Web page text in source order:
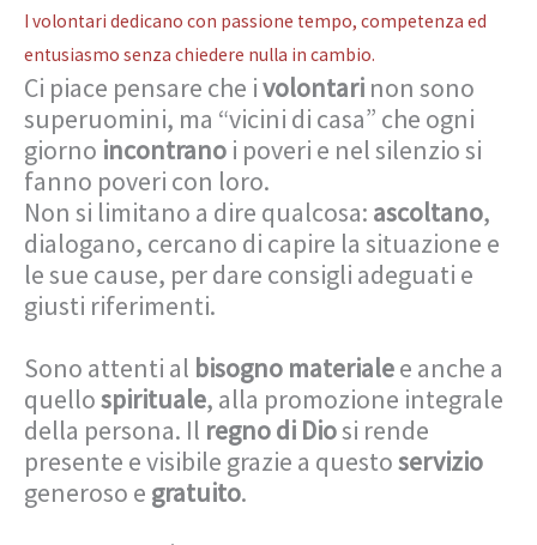
I volontari dedicano con passione tempo, competenza ed
entusiasmo senza chiedere nulla in cambio.
Ci piace pensare che ivolontari non sono
superuomini, ma “vicini di casa” che ogni
giorno incontrano i poveri e nel silenzio si
fanno poveri con loro.
Non si limitano a dire qualcosa: ascoltano,
dialogano, cercano di capire la situazione e
le sue cause, per dare consigli adeguati e
giusti riferimenti.
Sono attenti al bisogno materialee anche a
quellospirituale, alla promozione integrale
della persona. Il regnodi Diosi rende
presente e visibile grazie a questoservizio
generoso e gratuito.